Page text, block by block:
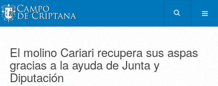
El molino Cariari recupera sus aspas
gracias a la ayuda de Junta y
Diputación